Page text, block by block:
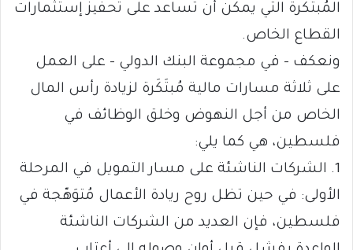
المُبتَكرة التي يمكن أن تُساعد على تحفيز إستثمارات
القطاع الخاص.
ونعكف – في مجموعة البنك الدولي – على العمل
على ثلاثة مسارات مالية مُبتَكَرة لزيادة رأس المال
الخاص من أجل النهوض وخلق الوظائف في
فلسطين، هي كما يلي:
1. الشركات الناشئة على مسار التمويل في المرحلة
الأولى: في حين تظل روح ريادة الأعمال مُتوَهّجة في
فلسطين، فإن العديد من الشركات الناشئة